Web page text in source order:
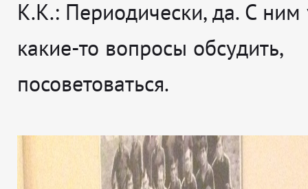
К.К.: Периодически, да. С ним
какие-то вопросы обсудить,
посоветоваться.